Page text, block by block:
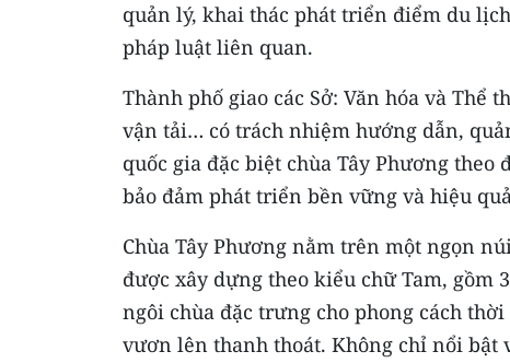
quản lý, khai thác phát triển điểm du
pháp luật liên quan.
Thành phố giao các Sở: Văn hóa và Thể
vận tải… có trách nhiệm hướng dẫn,
quốc gia đặc biệt chùa Tây Phương
bảo đảm phát triển bền vững và hiệu
Chùa Tây Phương nằm trên một ngọn
được xây dựng theo kiểu chữ Tam, gồm
ngôi chùa đặc trưng cho phong cách
vươn lên thanh thoát. Không chỉ nổi bật